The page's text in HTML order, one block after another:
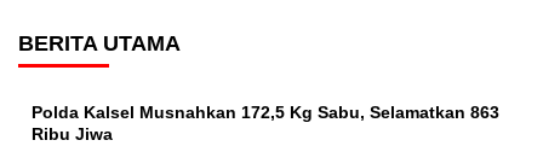
BERITA UTAMA
Polda Kalsel Musnahkan 172,5 Kg Sabu, Selamatkan 863
Ribu Jiwa